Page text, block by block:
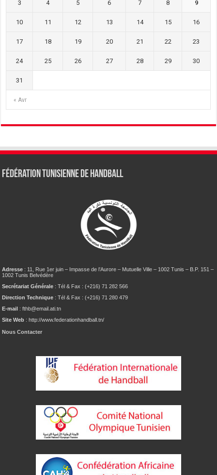
« Avr
3 4 5 6 7 8 9
10 11 12 13 14 15 16
17 18 19 20 21 22 23
24 25 26 27 28 29 30
31
Fédération tunisienne de Handball
Adresse : 11, Rue 1er juin – Impasse de l’Aurore – Mutuelle Ville – 1002 Tunis – B.P. 151 –
1002 Tunis Belvédère
Secrétariat Générale : Tél & Fax : (+216) 71 282 566
Direction Technique : Tél & Fax : (+216) 71 280 479
E-mail : fthb@email.ati.tn
Site Web : http://www.federationhandball.tn/
Nous Contacter